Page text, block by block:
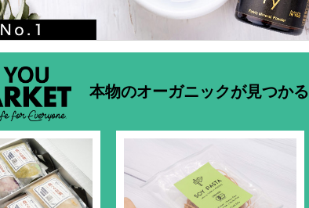
本物のオーガニックが見つか